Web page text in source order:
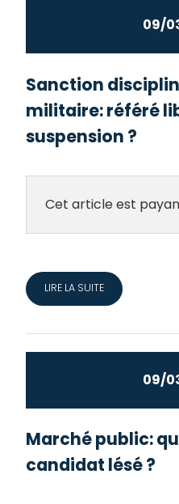
09/
Sanction
militaire: référé
suspension ?
Cet article est
LIRE LA SUITE
09/
Marché public:
candidat lésé ?